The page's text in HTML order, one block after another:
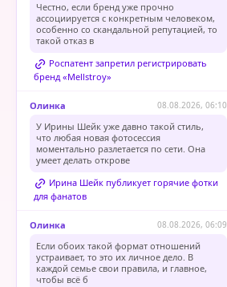
Честно, если бренд уже прочно
ассоциируется с конкретным человеком,
особенно со скандальной репутацией, то
такой отказ в
Роспатент запретил регистрировать
бренд «Mellstroy»
Олинка 08.08.2026, 06:10
У Ирины Шейк уже давно такой стиль,
что любая новая фотосессия
моментально разлетается по сети. Она
умеет делать открове
Ирина Шейк публикует горячие фотки
для фанатов
Олинка 08.08.2026, 06:09
Если обоих такой формат отношений
устраивает, то это их личное дело. В
каждой семье свои правила, и главное,
чтобы всё б